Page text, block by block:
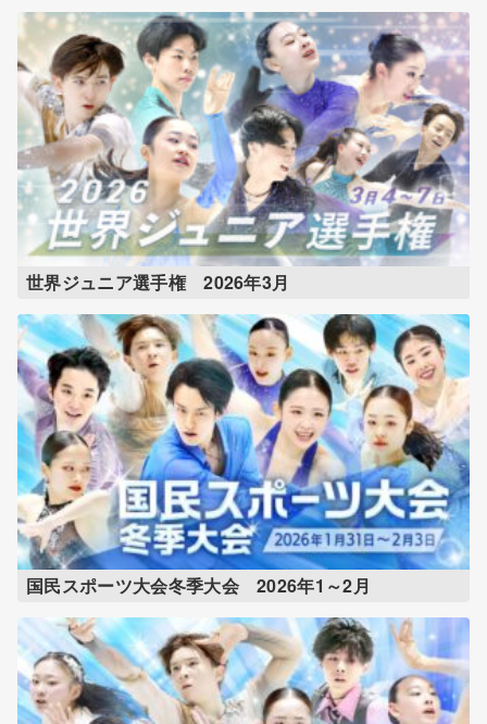
世界ジュニア選手権 2026年3月
国民スポーツ大会冬季大会 2026年1～2月